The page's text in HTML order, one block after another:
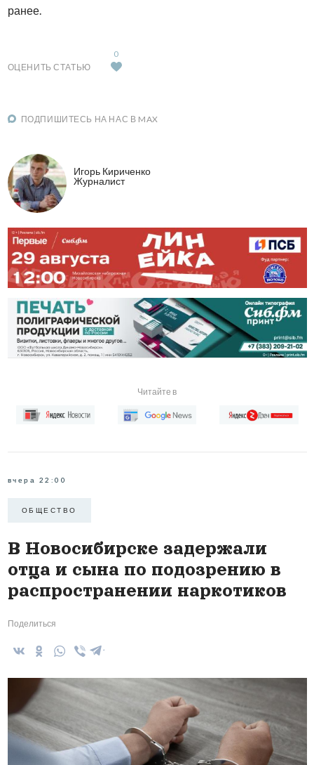
ранее.
ОЦЕНИТЬ СТАТЬЮ
0
ПОДПИШИТЕСЬ НА НАС В MAX
Игорь Кириченко
Журналист
Читайте в
вчера 22:00
ОБЩЕСТВО
В Новосибирске задержали
отца и сына по подозрению в
распространении наркотиков
Поделиться